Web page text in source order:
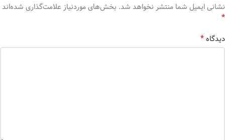
نشانی ایمیل شما منتشر نخواهد شد. بخش‌های موردنیاز علامت‌گذاری شده‌اند
*
دیدگاه*